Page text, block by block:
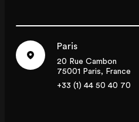
Paris
20 Rue Cambon
75001 Paris, France
+33 (1) 44 50 40 70